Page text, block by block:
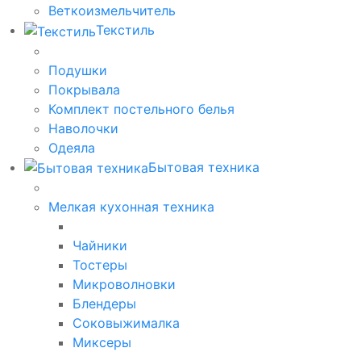
Веткоизмельчитель
Текстиль
Подушки
Покрывала
Комплект постельного белья
Наволочки
Одеяла
Бытовая техника
Мелкая кухонная техника
Чайники
Тостеры
Микроволновки
Блендеры
Соковыжималка
Миксеры